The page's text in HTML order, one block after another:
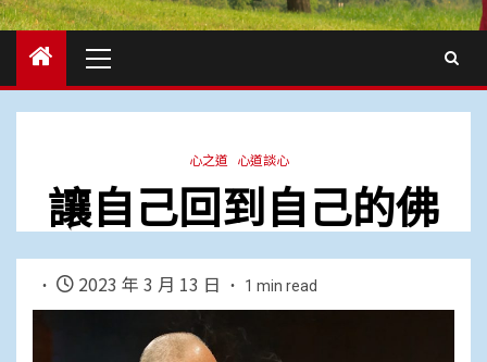
Menu
心之道 心道談心
讓自己回到自己的佛
2023 年 3 月 13 日 1 min read